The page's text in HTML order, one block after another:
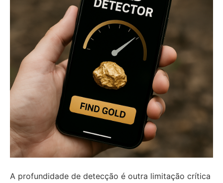
A profundidade de detecção é outra limitação crítica